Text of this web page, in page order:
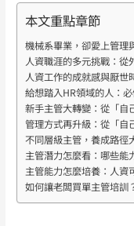
本文重點章節
機械系畢業，卻愛上管理
人資職涯的多元挑戰：
人資工作的成就感與厭世
給想踏入HR領域的人：
新手主管大轉變：從「自
管理方式再升級：從「自
不同層級主管，養成路徑
主管潛力怎麼看：哪些能
主管能力怎麼培養：人資
如何讓老闆買單主管培訓